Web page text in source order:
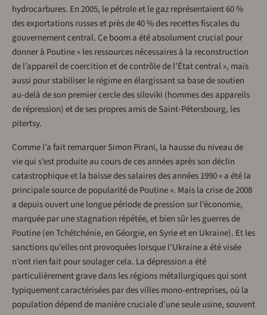
hydrocarbures. En 2005, le pétrole et le gaz représentaient 60 %
des exportations russes et près de 40 % des recettes fiscales du
gouvernement central. Ce boom a été absolument crucial pour
donner à Poutine « les ressources nécessaires à la reconstruction
de l’appareil de coercition et de contrôle de l’État central », mais
aussi pour stabiliser le régime en élargissant sa base de soutien
au-delà de son premier cercle des siloviki (hommes des appareils
de répression) et de ses propres amis de Saint-Pétersbourg, les
pitertsy.
Comme l’a fait remarquer Simon Pirani, la hausse du niveau de
vie qui s’est produite au cours de ces années après son déclin
catastrophique et la baisse des salaires des années 1990 « a été la
principale source de popularité de Poutine ». Mais la crise de 2008
a depuis ouvert une longue période de pression sur l’économie,
marquée par une stagnation répétée, et bien sûr les guerres de
Poutine (en Tchétchénie, en Géorgie, en Syrie et en Ukraine). Et les
sanctions qu’elles ont provoquées lorsque l’Ukraine a été visée
n’ont rien fait pour soulager cela. La dépression a été
particulièrement grave dans les régions métallurgiques qui sont
typiquement caractérisées par des villes mono-entreprises, où la
population dépend de manière cruciale d’une seule usine, souvent